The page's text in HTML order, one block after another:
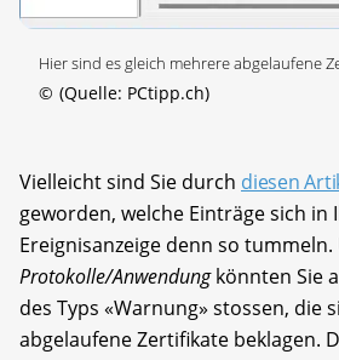
Hier sind es gleich mehrere abgelaufene
© (Quelle: PCtipp.ch)
Vielleicht sind Sie durch diesen
geworden, welche Einträge sich in
Ereignisanzeige denn so
Protokolle/Anwendungkönnten Sie
des Typs «Warnung» stossen, die
abgelaufene Zertifikate beklagen.